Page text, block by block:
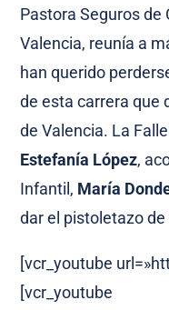
Pastora Seguros de
Valencia, reunía a
han querido
de esta carrera que
de Valencia. La
Estefanía López,
Infantil, María
dar el pistoletazo de
[vcr_youtube
[vcr_youtube